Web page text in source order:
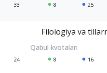
33 8 25
Filologiya va
24 8 16